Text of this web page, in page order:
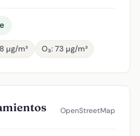
µg/m³ O₃: 73 µg/m³
OpenStreetMap